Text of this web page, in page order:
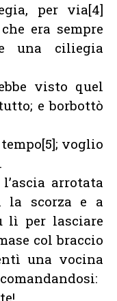
per via[4]
era sempre
una ciliegia
visto quel
e borbottò
voglio
arrotata
la scorza e a
lì per lasciare
col braccio
una vocina